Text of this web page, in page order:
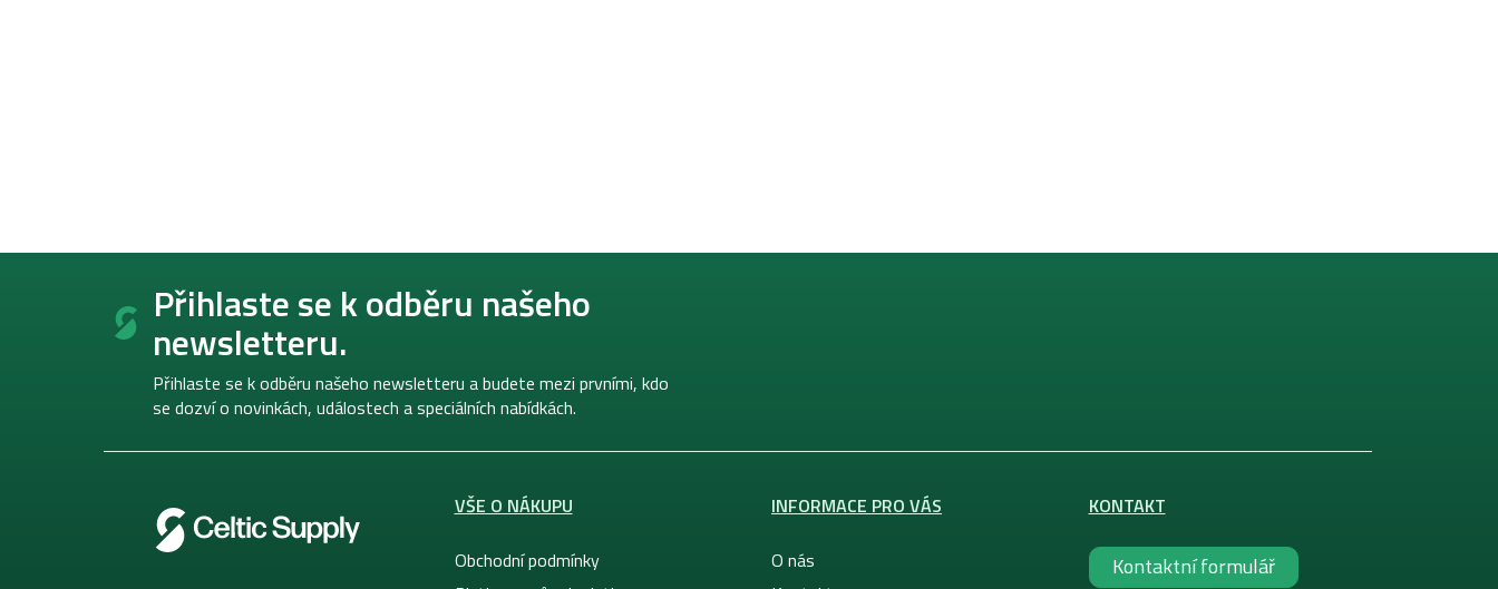
Z
Přihlaste se k odběru našeho
newsletteru.
Přihlaste se k odběru našeho newsletteru a budete mezi prvními, kdo
se dozví o novinkách, událostech a speciálních nabídkách.
VŠE O NÁKUPU
Obchodní podmínky
INFORMACE PRO VÁS
O nás
KONTAKT
Kontaktní formulář